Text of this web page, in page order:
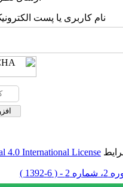
نام کاربری یا پست
4.0 International License
2 - ( 6-1392 )